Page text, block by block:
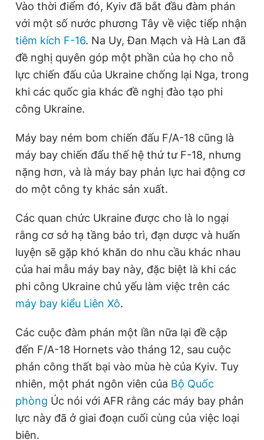
Vào thời điểm đó, Kyiv đã bắt đầu đàm phán
với một số nước phương Tây về việc tiếp nhận
tiêm kích F-16. Na Uy, Đan Mạch và Hà Lan đã
đề nghị quyên góp một phần của họ cho nỗ
lực chiến đấu của Ukraine chống lại Nga, trong
khi các quốc gia khác đề nghị đào tạo phi
công Ukraine.
Máy bay ném bom chiến đấu F/A-18 cũng là
máy bay chiến đấu thế hệ thứ tư F-18, nhưng
nặng hơn, và là máy bay phản lực hai động cơ
do một công ty khác sản xuất.
Các quan chức Ukraine được cho là lo ngại
rằng cơ sở hạ tầng bảo trì, đạn dược và huấn
luyện sẽ gặp khó khăn do nhu cầu khác nhau
của hai mẫu máy bay này, đặc biệt là khi các
phi công Ukraine chủ yếu làm việc trên các
máy bay kiểu Liên Xô.
Các cuộc đàm phán một lần nữa lại đề cập
đến F/A-18 Hornets vào tháng 12, sau cuộc
phản công thất bại vào mùa hè của Kyiv. Tuy
nhiên, một phát ngôn viên của Bộ Quốc
phòng Úc nói với AFR rằng các máy bay phản
lực này đã ở giai đoạn cuối cùng của việc loại
biên.